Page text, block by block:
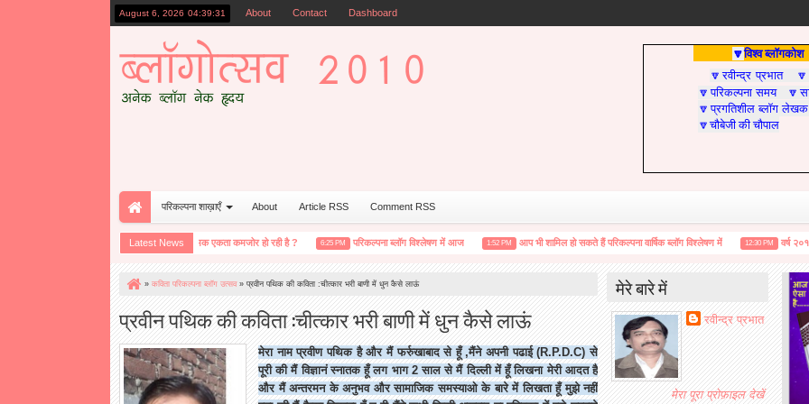
August 6, 2026 04:39:32 About Contact Dashboard
🔽विश्व ब्लॉगकोश
🔽रवीन्द्र प्रभात 🔽
🔽परिकल्पना समय 🔽
🔽प्रगतिशील ब्लॉग
🔽चौबेजी की चौपाल
परिकल्पना शाख़ाएँ About Article RSS Comment RSS
Latest News
क्या सचमुच हमारी भावनात्मक एकता कमजोर हो रही है ? 6:25 PM परिकल्पना ब्लॉग विश्लेषण में आज 1:52 PM आप भी शामिल हो सकते हैं परिकल्पना वार्षिक ब्लॉग विश्लेषण में 12:30 PM वर्ष २०१०
» कविता परिकल्पना ब्लॉग उत्सव» प्रवीन पथिक की कविता :चीत्कार भरी बाणी में धुन कैसे लाऊं
प्रवीन पथिक की कविता :चीत्कार भरी बाणी में धुन कैसे लाऊं
मेरा नाम प्रवीण पथिक है और मैं फर्रुखाबाद से हूँ ,मैंने अपनी पढाई (R.P.D.C) से
पूरी की मैं विज्ञानं स्नातक हूँ लग भाग 2 साल से मैं दिल्ली में हूँ लिखना मेरी आदत है
और मैं अन्तरमन के अनुभव और सामाजिक समस्याओ के बारे में लिखता हूँ मुझे नहीं
मेरे बारे में
रवीन्द्र प्रभात
मेरा पूरा प्रोफ़ाइल देखें